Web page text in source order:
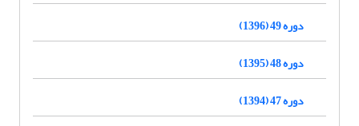
دوره 49 (1396)
دوره 48 (1395)
دوره 47 (1394)